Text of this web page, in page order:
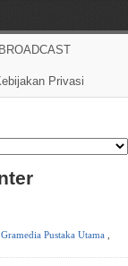
Privasi
Gramedia Pustaka Utama